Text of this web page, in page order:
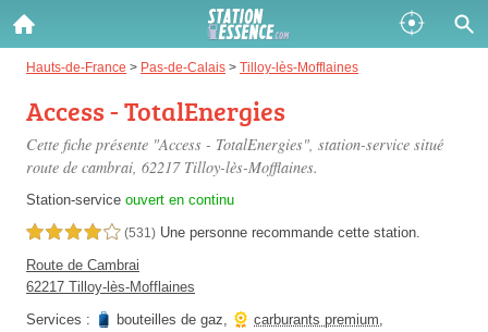
Hauts-de-France > Pas-de-Calais > Tilloy-lès-Mofflaines
Access - TotalEnergies
Cette fiche présente "Access - TotalEnergies", station-service situé
route de cambrai, 62217 Tilloy-lès-Mofflaines.
Station-service ouvert en continu
4,0 étoiles sur 5 (531) Une personne recommande cette station.
Route de Cambrai
62217 Tilloy-lès-Mofflaines
Services :
bouteilles de gaz, carburants premium,
Gazole :
Disponible
SP 98 :
Disponible
SP 95 :
Disponible